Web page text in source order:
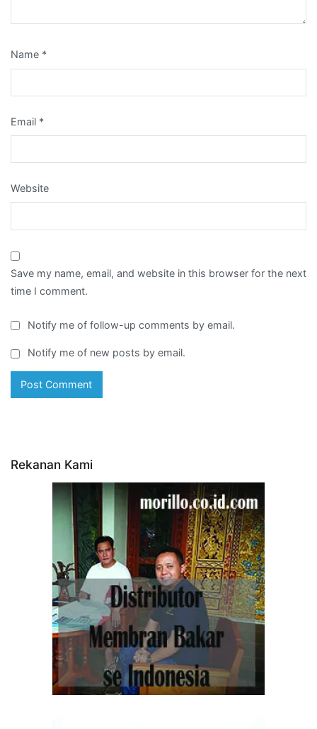
Name *
Email *
Website
Save my name, email, and website in this browser for the next
time I comment.
Notify me of follow-up comments by email.
Notify me of new posts by email.
Rekanan Kami